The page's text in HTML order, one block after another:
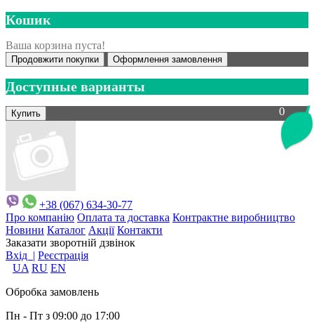
Кошик
Ваша корзина пуста!
Продовжити покупки Оформлення замовлення
0
Доступные варианты
+38 (067) 634-30-77
Про компанію Оплата та доставка Контрактне виробництво
Новини Каталог Акції Контакти
Заказати зворотній дзвінок
Вхід | Реєстрація
UA RU EN
Обробка замовлень
Пн - Пт з 09:00 до 17:00